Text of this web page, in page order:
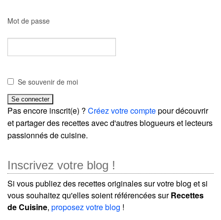
Mot de passe
Se souvenir de moi
Pas encore inscrit(e) ? Créez votre comptepour découvrir
et partager des recettes avec d'autres blogueurs et lecteurs
passionnés de cuisine.
Inscrivez votre blog !
Si vous publiez des recettes originales sur votre blog et si
vous souhaitez qu'elles soient référencées surRecettes
de Cuisine, proposez votre blog !